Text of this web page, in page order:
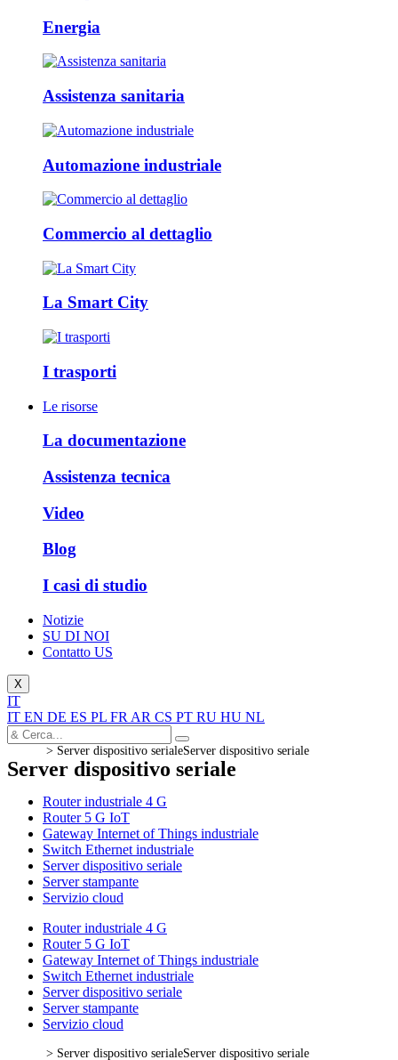
Energia
Assistenza sanitaria
Automazione industriale
Commercio al dettaglio
La Smart City
I trasporti
Le risorse
La documentazione
Assistenza tecnica
Video
Blog
I casi di studio
Notizie
SU DI NOI
Contatto US
X
IT
IT EN DE ES PL FR AR CS PT RU HU NL
> Server dispositivo serialeServer dispositivo seriale
Server dispositivo seriale
Router industriale 4 G
Router 5 G IoT
Gateway Internet of Things industriale
Switch Ethernet industriale
Server dispositivo seriale
Server stampante
Servizio cloud
Router industriale 4 G
Router 5 G IoT
Gateway Internet of Things industriale
Switch Ethernet industriale
Server dispositivo seriale
Server stampante
Servizio cloud
> Server dispositivo serialeServer dispositivo seriale